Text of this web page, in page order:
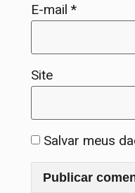
E-mail*
Site
Salvar meus